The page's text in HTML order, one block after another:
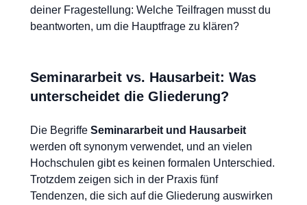
deiner Fragestellung: Welche Teilfragen musst du
beantworten, um die Hauptfrage zu klären?
Seminararbeit vs. Hausarbeit: Was
unterscheidet die Gliederung?
Die Begriffe Seminararbeit und Hausarbeit
werden oft synonym verwendet, und an vielen
Hochschulen gibt es keinen formalen Unterschied.
Trotzdem zeigen sich in der Praxis fünf
Tendenzen, die sich auf die Gliederung auswirken